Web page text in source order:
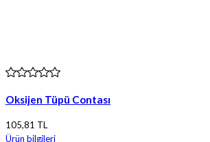
Oksijen Tüpü Contası
105,81 TL
Ürün bilgileri